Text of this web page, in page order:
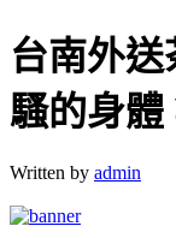
台南外
騷的身體
Written by admin